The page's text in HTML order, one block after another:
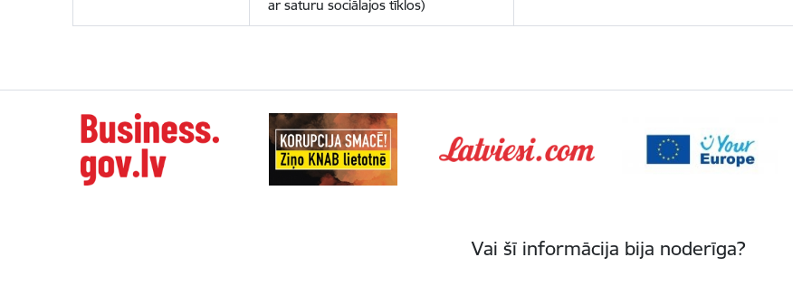
ar saturu sociālajos tīklos)
Vai šī informācija bija noderīga?